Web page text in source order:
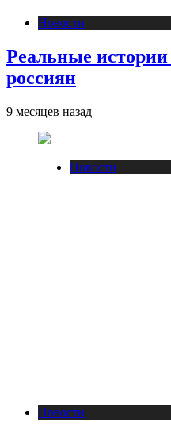
Новости
Реальные
россиян
9 месяцев назад
Новости
Новости